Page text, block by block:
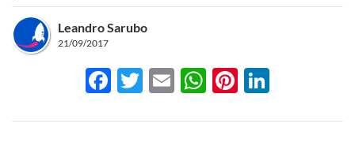
Leandro Sarubo
21/09/2017
Facebook
Twitter
EmailWhatsApp
Pinterest